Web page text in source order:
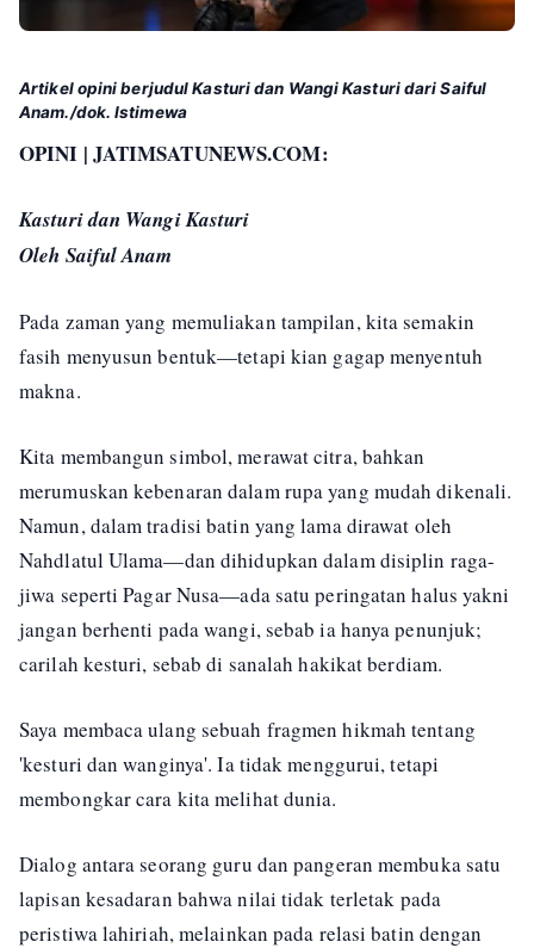
Artikel opini berjudul Kasturi dan Wangi Kasturi dari Saiful
Anam./dok. Istimewa
OPINI | JATIMSATUNEWS.COM:
Kasturi dan Wangi Kasturi
Oleh Saiful Anam
Pada zaman yang memuliakan tampilan, kita semakin
fasih menyusun bentuk—tetapi kian gagap menyentuh
makna.
Kita membangun simbol, merawat citra, bahkan
merumuskan kebenaran dalam rupa yang mudah dikenali.
Namun, dalam tradisi batin yang lama dirawat oleh
Nahdlatul Ulama—dan dihidupkan dalam disiplin raga-
jiwa seperti Pagar Nusa—ada satu peringatan halus yakni
jangan berhenti pada wangi, sebab ia hanya penunjuk;
carilah kesturi, sebab di sanalah hakikat berdiam.
Saya membaca ulang sebuah fragmen hikmah tentang
'kesturi dan wanginya'. Ia tidak menggurui, tetapi
membongkar cara kita melihat dunia.
Dialog antara seorang guru dan pangeran membuka satu
lapisan kesadaran bahwa nilai tidak terletak pada
peristiwa lahiriah, melainkan pada relasi batin dengan